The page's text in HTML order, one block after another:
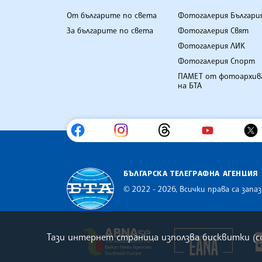
От българите по света
За българите по света
Фотогалерия
Фотогалерия Свят
Фотогалерия ЛИК
Фотогалерия Спорт
ПАМЕТ от
на БТА
БЪЛГАРСКА ТЕЛЕГРАФНА АГЕНЦИЯ
© 2022 - 2026, Всички права са
The Assocoation of the Balkan
Тази интернет страница използва бисквитки